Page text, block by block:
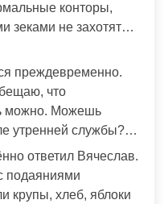
конторы,
зеками не захотят…
преждевременно.
что
можно. Можешь
утренней службы?…
ответил Вячеслав.
подаяниями
крупы, хлеб, яблоки